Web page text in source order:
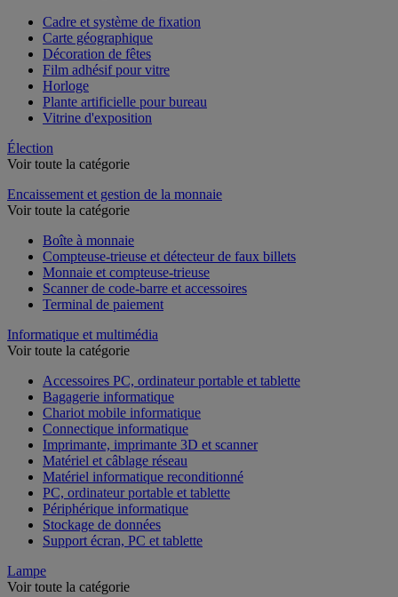
Cadre et système de fixation
Carte géographique
Décoration de fêtes
Film adhésif pour vitre
Horloge
Plante artificielle pour bureau
Vitrine d'exposition
Élection
Voir toute la catégorie
Encaissement et gestion de la monnaie
Voir toute la catégorie
Boîte à monnaie
Compteuse-trieuse et détecteur de faux billets
Monnaie et compteuse-trieuse
Scanner de code-barre et accessoires
Terminal de paiement
Informatique et multimédia
Voir toute la catégorie
Accessoires PC, ordinateur portable et tablette
Bagagerie informatique
Chariot mobile informatique
Connectique informatique
Imprimante, imprimante 3D et scanner
Matériel et câblage réseau
Matériel informatique reconditionné
PC, ordinateur portable et tablette
Périphérique informatique
Stockage de données
Support écran, PC et tablette
Lampe
Voir toute la catégorie